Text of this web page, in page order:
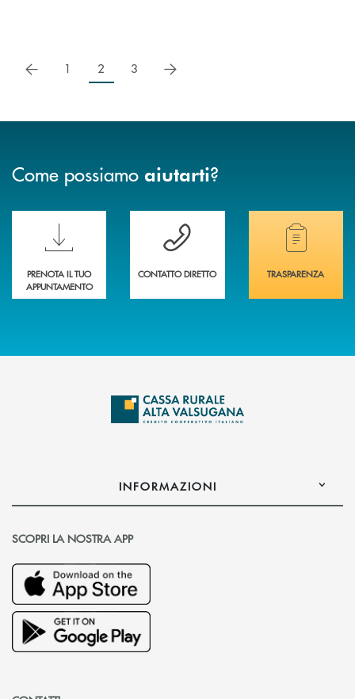
precedente
1 2 3 successivo
Come possiamo aiutarti?
Scopri le funzionalità della nuova PRENOTA BANCA
PRENOTA IL TUO
APPUNTAMENTO
Hai bisogno di assistenza immediata?
CONTATTO DIRETTO
Hai bisogno di
TRASPARENZA
INFORMAZIONI
SCOPRI LA NOSTRA APP